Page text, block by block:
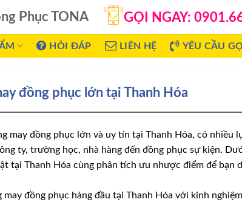
Phục TONA GỌI NGAY:
HỎI ĐÁP LIÊN HỆ YÊU CẦU
đồng phục lớn tại Thanh Hóa
may đồng phục lớn và uy tín tại Thanh Hóa, có nhiều
ty, trường học, nhà hàng đến đồng phục sự kiện.
tại Thanh Hóa cùng phân tích ưu nhược điểm để bạn
đồng phục hàng đầu tại Thanh Hóa với kinh